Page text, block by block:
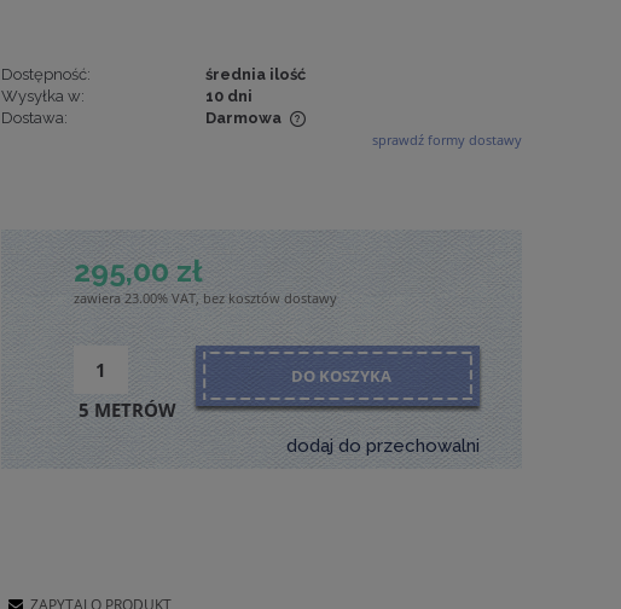
Dostępność:
średnia ilość
Wysyłka w:
10 dni
Dostawa:
Darmowa
sprawdź formy dostawy
295,00 zł
zawiera 23.00% VAT, bez kosztów dostawy
5 METRÓW
DO KOSZYKA
dodaj do przechowalni